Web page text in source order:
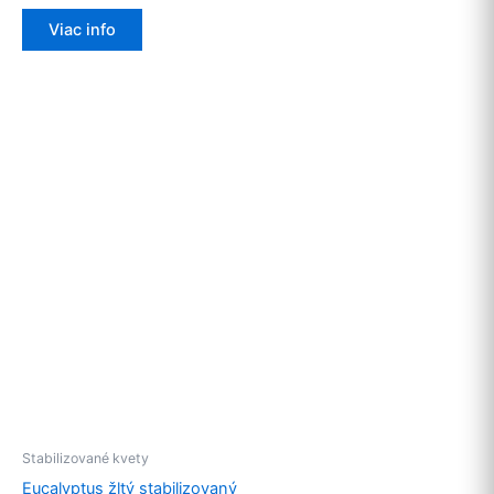
Viac info
Stabilizované kvety
Eucalyptus žltý stabilizovaný